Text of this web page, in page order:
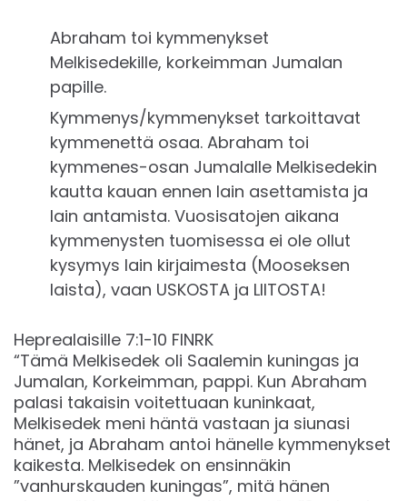
Abraham toi kymmenykset
Melkisedekille, korkeimman Jumalan
papille.
Kymmenys/kymmenykset tarkoittavat
kymmenettä osaa. Abraham toi
kymmenes-osan Jumalalle Melkisedekin
kautta kauan ennen lain asettamista ja
lain antamista. Vuosisatojen aikana
kymmenysten tuomisessa ei ole ollut
kysymys lain kirjaimesta (Mooseksen
laista), vaan USKOSTA ja LIITOSTA!
‭‭Heprealaisille‬ ‭7‬:‭1‬-‭10‬ ‭FINRK‬‬
“Tämä Melkisedek oli Saalemin kuningas ja
Jumalan, Korkeimman, pappi. Kun Abraham
palasi takaisin voitettuaan kuninkaat,
Melkisedek meni häntä vastaan ja siunasi
hänet, ja Abraham antoi hänelle kymmenykset
kaikesta. Melkisedek on ensinnäkin
”vanhurskauden kuningas”, mitä hänen